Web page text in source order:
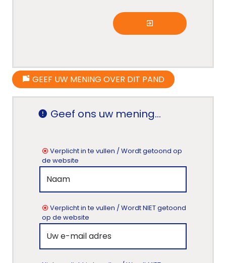
GEEF UW MENING OVER DIT PAND
Geef ons uw mening...
Verplicht in te vullen / Wordt getoond op
de website
Verplicht in te vullen / Wordt NIET getoond
op de website